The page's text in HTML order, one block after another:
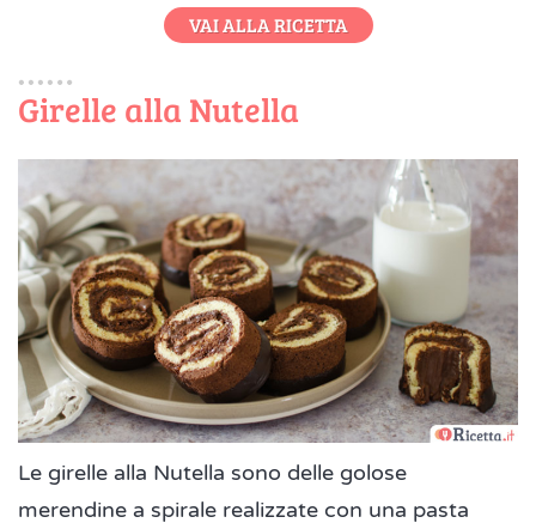
VAI ALLA RICETTA
Girelle alla Nutella
Le girelle alla Nutella sono delle golose
merendine a spirale realizzate con una pasta